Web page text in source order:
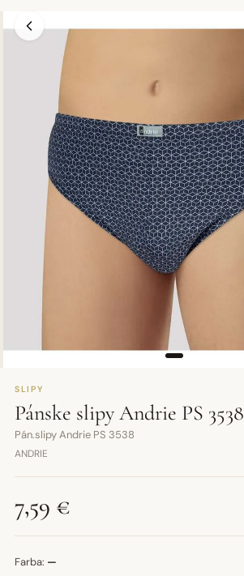
SLIPY
Pánske slipy Andrie PS 3538
Pán.slipy Andrie PS 3538
ANDRIE
7,59 €
Farba: —